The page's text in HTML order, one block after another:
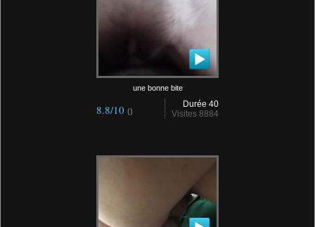
une bonne bite
Durée 40
Visites 8884
8.8/10 ()